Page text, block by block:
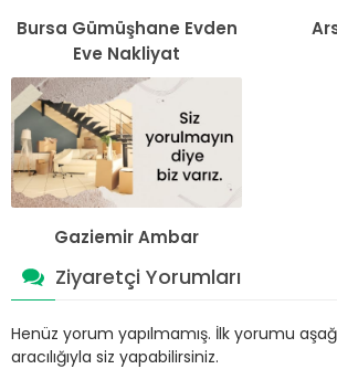
Bursa Gümüşhane Evden
Eve Nakliyat
Gaziemir Ambar
Ziyaretçi Yorumları
Henüz yorum yapılmamış. İlk yorumu
aracılığıyla siz yapabilirsiniz.